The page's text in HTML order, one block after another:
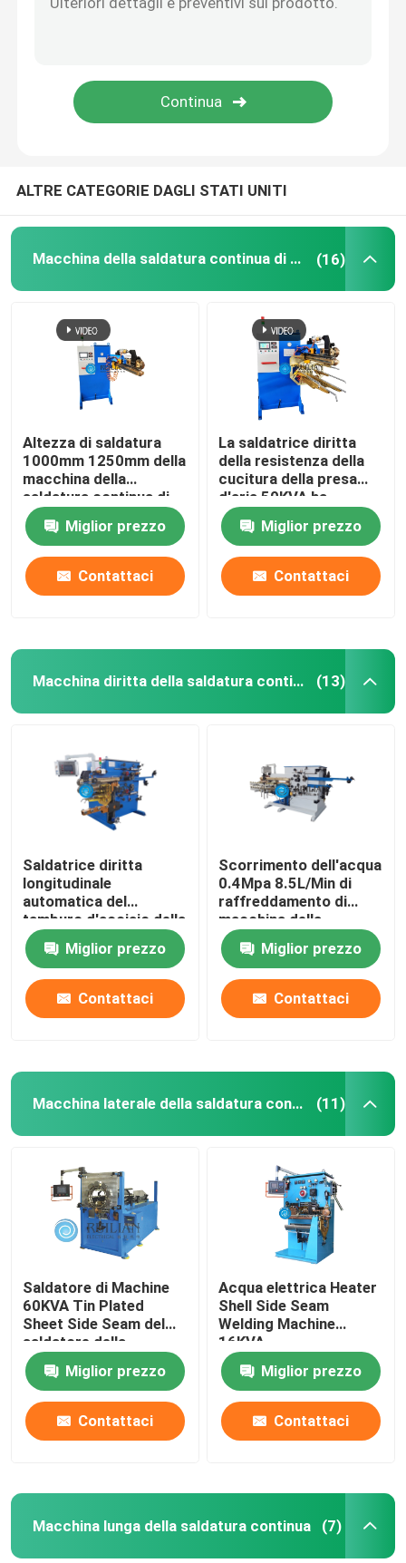
Macchina della saldatura a punti del dado
laminatoio della condotta
ALTRE CATEGORIE DAGLI STATI UNITI
Macchina della saldatura continua di resistenza (16)
Altezza di saldatura
1000mm 1250mm della
macchina della
saldatura continua di
resistenza 50KVA
Miglior prezzo
Contattaci
La saldatrice diritta
della resistenza della
cucitura della presa
d'aria 50KVA ha
automatizzato il
saldatore della
resistenza
Miglior prezzo
Contattaci
Macchina diritta della saldatura continua (13)
Saldatrice diritta
longitudinale
automatica del
tamburo d'acciaio della
cucitura dei semi
Miglior prezzo
Contattaci
Scorrimento dell'acqua
0.4Mpa 8.5L/Min di
raffreddamento di
macchina della
saldatura longitudinale
Miglior prezzo
Contattaci
Macchina laterale della saldatura continua (11)
Saldatore di Machine
60KVA Tin Plated
Sheet Side Seam del
saldatore della
cucitura
Miglior prezzo
Contattaci
Acqua elettrica Heater
Shell Side Seam
Welding Machine
16KVA
Miglior prezzo
Contattaci
Macchina lunga della saldatura continua (7)